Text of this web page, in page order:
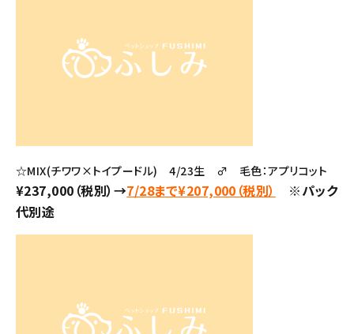
☆MIX(チワワ×トイプードル) 4/23生 ♂ 毛色：アプリコット
¥237,000（税別）→7/28まで¥207,000（税別）
※パック
代別途